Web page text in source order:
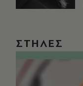
ΣΤΗΛΕΣ